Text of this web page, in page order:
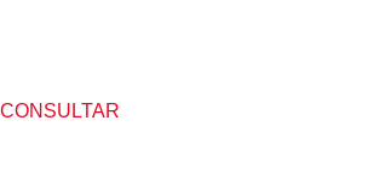
CONSULTAR